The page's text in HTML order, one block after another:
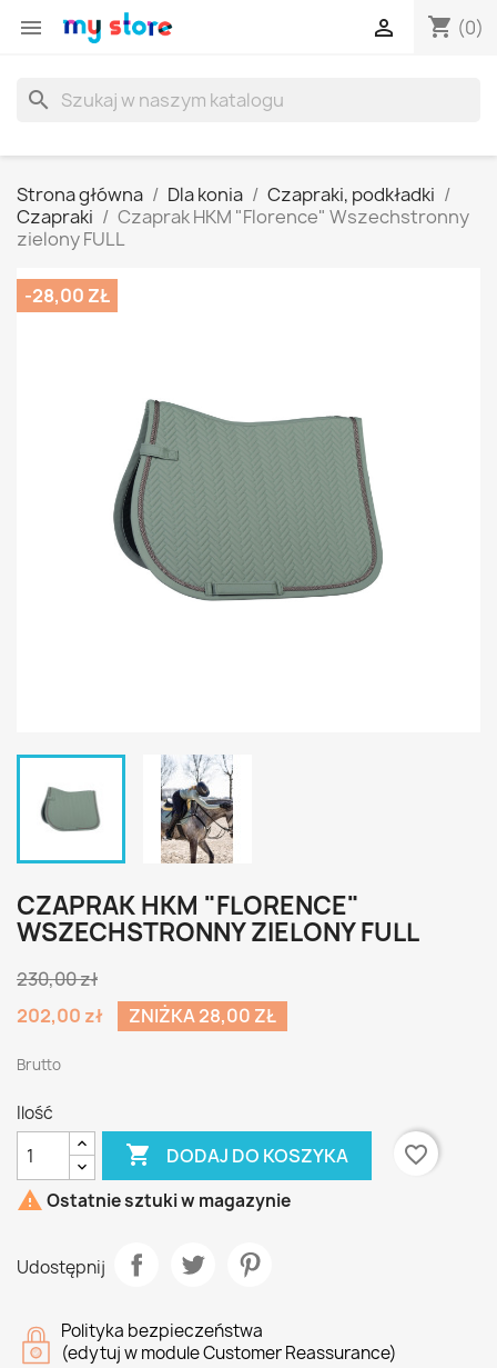
 shopping_cart (0)

search
Strona główna Dla konia
Czapraki, podkładki
Czapraki
Czaprak HKM "Florence" Wszechstronny
zielony FULL
-28,00 ZŁ
CZAPRAK HKM "FLORENCE"
WSZECHSTRONNY ZIELONY FULL
230,00 zł
202,00 zł
ZNIŻKA 28,00 ZŁ
Brutto
Ilość
 DODAJ DO KOSZYKA
favorite_border
 Ostatnie sztuki w magazynie
Udostępnij
Polityka bezpieczeństwa
(edytuj w module Customer Reassurance)